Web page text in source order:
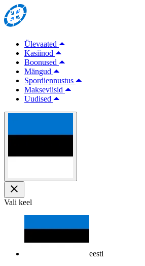
Ülevaated
Kasiinod
Boonused
Mängud
Spordiennustus
Makseviisid
Uudised
Vali keel
eesti